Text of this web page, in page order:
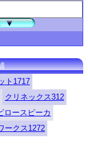
ト1717
クリネックス312
ロースピーカ
ークス1272